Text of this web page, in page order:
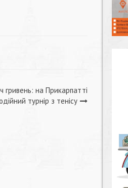
гривень: на Прикарпатті
турнір з тенісу